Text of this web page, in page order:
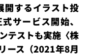
開するイラスト投
サービス開始、
テストも実施〈株
ース（2021年8月